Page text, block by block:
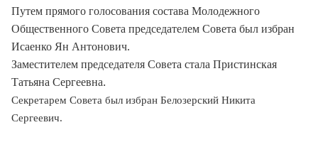
Путем прямого голосования состава Молодежного
Общественного Совета председателем Совета был избран
Исаенко Ян Антонович.
Заместителем председателя Совета стала Пристинская
Татьяна Сергеевна.
Секретарем Совета был избран Белозерский Никита
Сергеевич.